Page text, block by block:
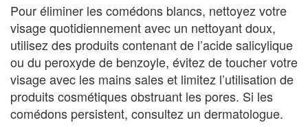
Pour éliminer les comédons blancs, nettoyez votre
visage quotidiennement avec un nettoyant doux,
utilisez des produits contenant de l’acide salicylique
ou du peroxyde de benzoyle, évitez de toucher votre
visage avec les mains sales et limitez l’utilisation de
produits cosmétiques obstruant les pores. Si les
comédons persistent, consultez un dermatologue.